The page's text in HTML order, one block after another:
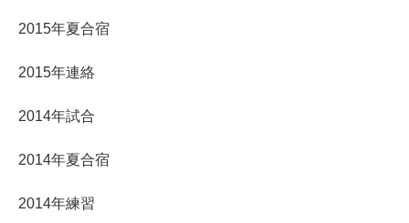
2015年夏合宿
2015年連絡
2014年試合
2014年夏合宿
2014年練習